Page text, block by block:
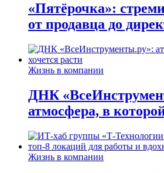
«Пятёрочка»:
от продавца до
Жизнь в компании
ДНК
атмосфера, в
Жизнь в компании